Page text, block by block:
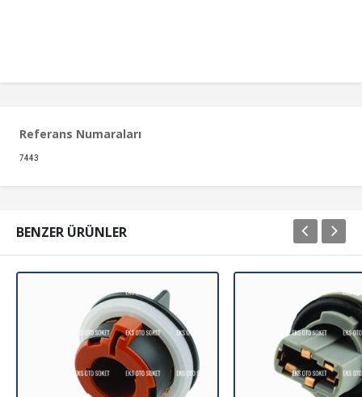
Referans Numaraları
7443
BENZER ÜRÜNLER